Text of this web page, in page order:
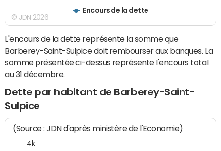
Encours de la dette
© JDN 2026
L'encours de la dette représente la somme que
Barberey-Saint-Sulpice doit rembourser aux banques. La
somme présentée ci-dessus représente l'encours total
au 31 décembre.
Dette par habitant de Barberey-Saint-
Sulpice
(Source : JDN d'après ministère de l'Economie)
4k